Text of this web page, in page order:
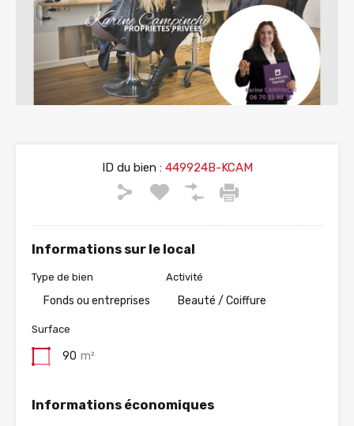
ID du bien :449924B-KCAM
Informations sur le local
Type de bien
Fonds ou entreprises
Activité
Beauté / Coiffure
Surface
90 m²
Informations économiques